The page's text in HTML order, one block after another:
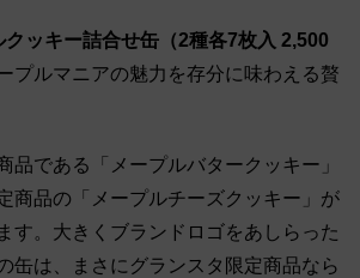
クッキー詰合せ缶（2種各7枚入 2,500
プルマニアの魅力を存分に味わえる贅
品である「メープルバタークッキー」
商品の「メープルチーズクッキー」が
す。大きくブランドロゴをあしらった
缶は、まさにグランスタ限定商品なら